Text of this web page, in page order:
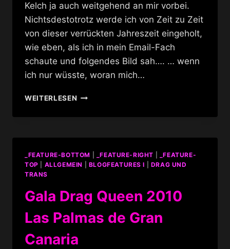
Kelch ja auch weitgehend an mir vorbei.
Nichtsdestotrotz werde ich von Zeit zu Zeit
von dieser verrückten Jahreszeit eingeholt,
wie eben, als ich in mein Email-Fach
schaute und folgendes Bild sah…. … wenn
ich nur wüsste, woran mich…
WEITERLESENPLAGIATE
DEM
_FEATURE-BOTTOM _FEATURE-RIGHT
_FEATURE-
TOP
ALLGEMEIN BLOGFEATURES I
DRAG UND
TRANS
Gala Drag Queen 2010
Las Palmas de Gran
Canaria